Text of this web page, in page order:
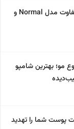
راهنمای انتخاب پد بهداشتی Always | تفاوت مدل Normal و
مو؛ بهترین شامپو
پوست شما را تهدید